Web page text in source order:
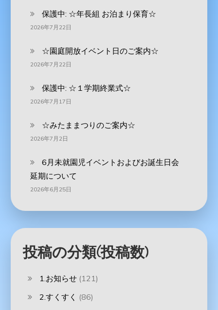
保護中: ‪☆年長組 お泊まり保育☆
2026年7月22日
☆園庭開放イベント日のご案内☆
2026年7月22日
保護中: ☆１学期終業式☆
2026年7月17日
☆みたままつりのご案内☆
2026年7月2日
6月未就園児イベントおよびお誕生日会
延期について
2026年6月25日
投稿の分類(投稿数)
1.お知らせ (121)
2.すくすく (86)